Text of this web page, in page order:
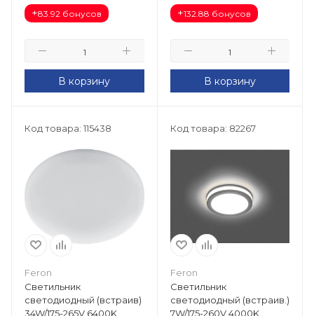
+83.92 бонусов
В корзину
+132.88 бонусов
В корзину
Код товара: 115438
Feron
Светильник
светодиодный (встраив)
34W/175-265V 6400K
Код товара: 82267
Feron
Светильник
светодиодный (встраив.)
7W/175-260V 4000K